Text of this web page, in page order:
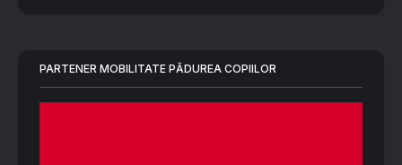
PARTENER MOBILITATE PĂDUREA COPIILOR